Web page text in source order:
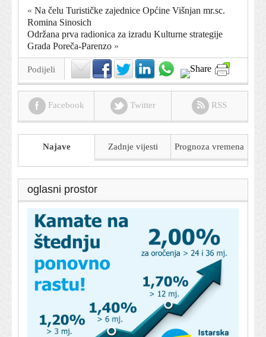
« Na čelu Turističke zajednice Općine Višnjan mr.sc.
Romina Sinosich
Održana prva radionica za izradu Kulturne strategije
Grada Poreča-Parenzo »
Podijeli
Facebook Twitter RSS
Najave Zadnje vijesti Prognoza vremena
oglasni prostor